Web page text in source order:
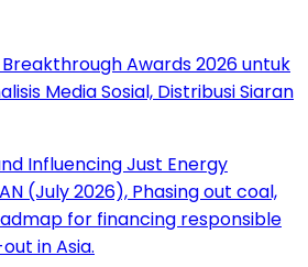
Awards 2026 untuk
Media Sosial, Distribusi Siaran